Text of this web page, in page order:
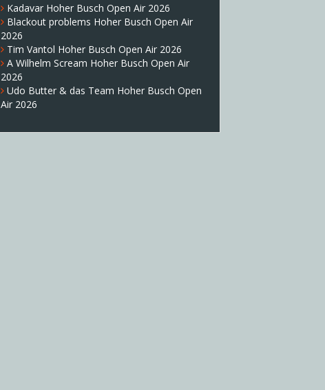
Kadavar Hoher Busch Open Air 2026
Blackout problems Hoher Busch Open Air
2026
Tim Vantol Hoher Busch Open Air 2026
A Wilhelm Scream Hoher Busch Open Air
2026
Udo Butter & das Team Hoher Busch Open
Air 2026